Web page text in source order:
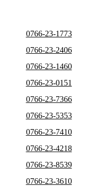
0766-23-1773
0766-23-2406
0766-23-1460
0766-23-0151
0766-23-7366
0766-23-5353
0766-23-7410
0766-23-4218
0766-23-8539
0766-23-3610